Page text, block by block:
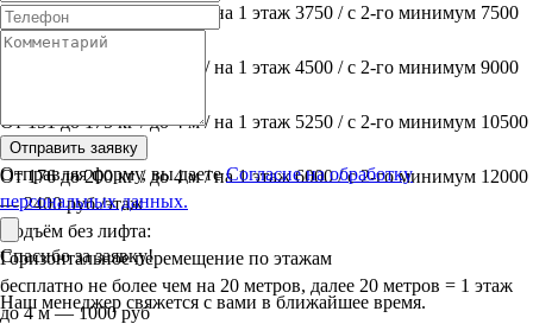
От 101 до 125 кг / до 4 м / на 1 этаж 3750 / с 2-го минимум 7500
— 1500 руб./этаж
От 126 до 150 кг / до 4 м / на 1 этаж 4500 / с 2-го минимум 9000
От 151 до 175 кг / до 4 м / на 1 этаж 5250 / с 2-го минимум 10500
— 2100 руб./этаж
От 176 до 200 кг / до 4 м / на 1 этаж 6000 / с 2-го минимум 12000
— 2400 руб./этаж
Подъём без лифта:
Горизонтальное перемещение по этажам
бесплатно не более чем на 20 метров, далее 20 метров = 1 этаж
до 4 м — 1000 руб
Отправить заявку
Отправляя форму, вы даетеСогласие на обработку
персональных данных.
Спасибо за заявку!
Наш менеджер свяжется с вами в ближайшее время.